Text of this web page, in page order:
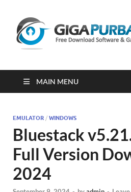
MAIN MENU
EMULATOR / WINDOWS
Bluestack
Full Version
2024